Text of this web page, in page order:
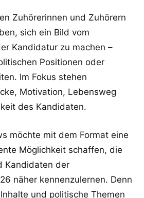
Zuhörerinnen und Zuhörern
sich ein Bild vom
Kandidatur zu machen –
Positionen oder
Im Fokus stehen
Motivation, Lebensweg
des Kandidaten.
möchte mit dem Format eine
Möglichkeit schaffen, die
Kandidaten der
näher kennenzulernen. Denn
und politische Themen